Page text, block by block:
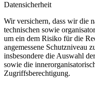
Datensicherheit
Wir versichern, dass wir die
technischen sowie
um ein dem Risiko für die
angemessene Schutzniveau
insbesondere die Auswahl
sowie die
Zugriffsberechtigung.